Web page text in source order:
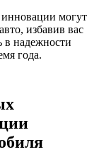
могут
избавив вас
в надежности
года.